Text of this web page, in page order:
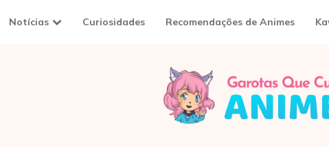
Notícias Curiosidades Recomendações de Animes